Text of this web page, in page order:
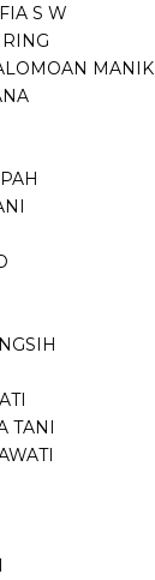
S W
MANIK
TANI